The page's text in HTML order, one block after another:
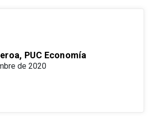
PUC Economía
de 2020